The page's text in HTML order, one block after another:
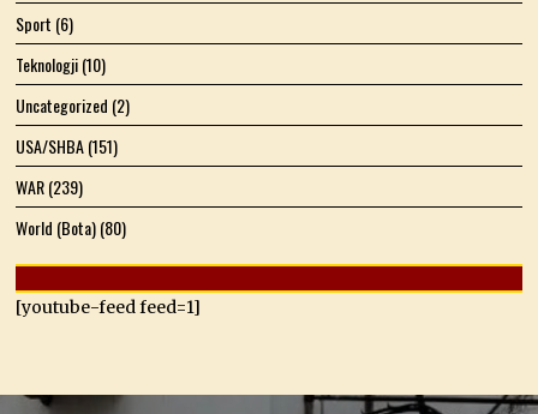
Sport (6)
Teknologji(10)
Uncategorized (2)
USA/SHBA(151)
WAR(239)
World (Bota)(80)
[youtube-feed feed=1]